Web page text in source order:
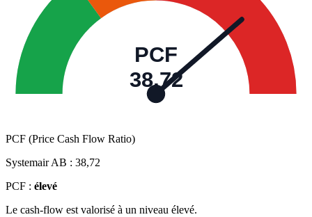
PCF
38,72
PCF (Price Cash Flow Ratio)
Systemair AB : 38,72
PCF : élevé
Le cash-flow est valorisé à un niveau élevé.